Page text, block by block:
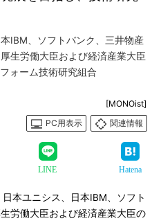
IBM、ソフトバンク、三井物産
生労働大臣および経済産業大臣
ォーム技術研究組合
[MONOist]
PC用表示
関連情報
LINE Hatena
本ユニシス、日本IBM、ソフト
労働大臣および経済産業大臣の